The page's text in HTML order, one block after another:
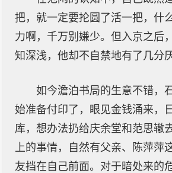
把，就一定要抡圆了活一把，什
力啊，千万别嫌少。但入京之后
知深浅，他却不自禁地有了几分
如今澹泊书局的生意不错，
始准备付印了，眼见金钱涌来，
库，想办法扔给庆余堂和范思辙
上的事情，自然有父亲、陈萍萍
友挡在自己前面。对于暗处来的